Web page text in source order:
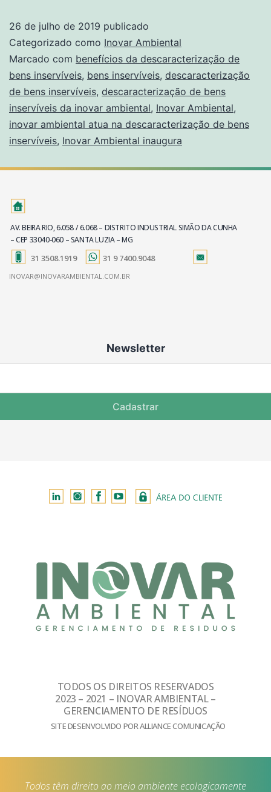
26 de julho de 2019 publicado
Categorizado como Inovar Ambiental
Marcado com benefícios da descaracterização de
bens inservíveis, bens inservíveis, descaracterização
de bens inservíveis, descaracterização de bens
inservíveis da inovar ambiental, Inovar Ambiental,
inovar ambiental atua na descaracterização de bens
inservíveis, Inovar Ambiental inaugura
AV. BEIRA RIO, 6.058 / 6.068 – DISTRITO INDUSTRIAL SIMÃO DA CUNHA
– CEP 33040-060 – SANTA LUZIA – MG
31 3508.1919 31 9 7400.9048
INOVAR@INOVARAMBIENTAL.COM.BR
Newsletter
Cadastrar
TODOS OS DIREITOS RESERVADOS
2023 – 2021 – INOVAR AMBIENTAL –
GERENCIAMENTO DE RESÍDUOS
SITE DESENVOLVIDO POR ALLIANCE COMUNICAÇÃO
Todos têm direito ao meio ambiente ecologicamente